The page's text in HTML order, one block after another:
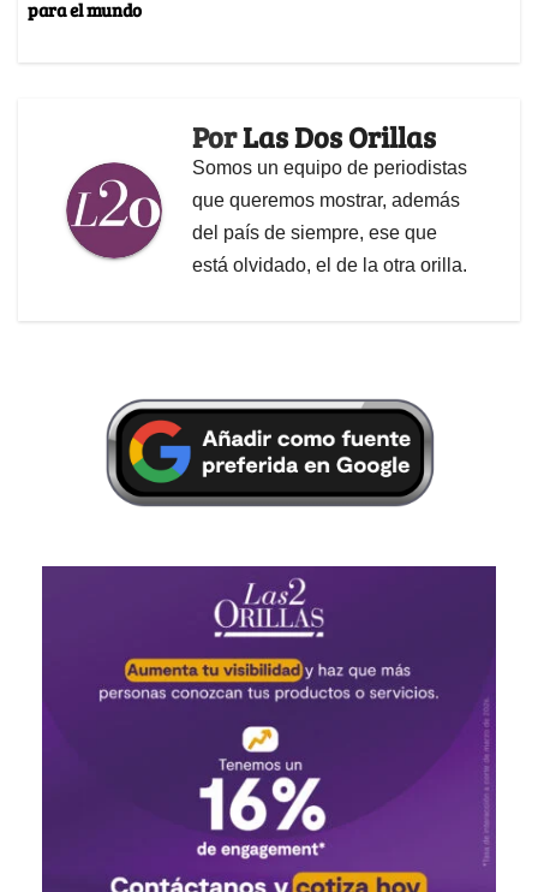
para el mundo
PorLas Dos Orillas
Somos un equipo de periodistas
que queremos mostrar, además
del país de siempre, ese que
está olvidado, el de la otra orilla.